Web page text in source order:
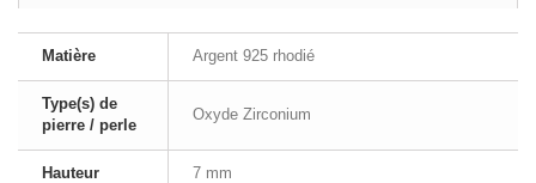
Matière Argent 925 rhodié
Type(s) de
pierre / perle
Oxyde Zirconium
Hauteur 7 mm